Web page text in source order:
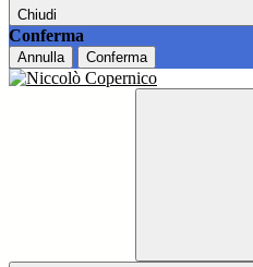
Chiudi
Conferma
Annulla Conferma